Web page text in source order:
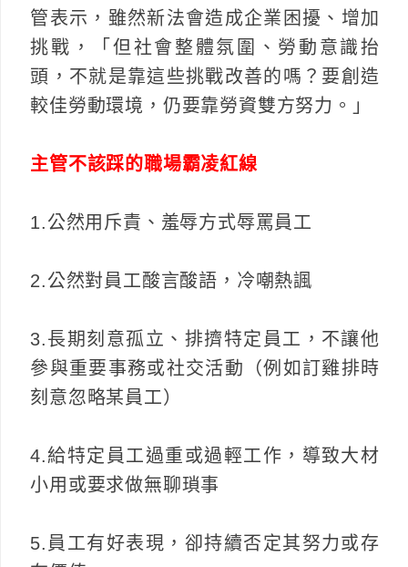
管表示，雖然新法會造成企業困擾、增加
挑戰，「但社會整體氛圍、勞動意識抬
頭，不就是靠這些挑戰改善的嗎？要創造
較佳勞動環境，仍要靠勞資雙方努力。」
主管不該踩的職場霸凌紅線
1.公然用斥責、羞辱方式辱罵員工
2.公然對員工酸言酸語，冷嘲熱諷
3.長期刻意孤立、排擠特定員工，不讓他
參與重要事務或社交活動（例如訂雞排時
刻意忽略某員工）
4.給特定員工過重或過輕工作，導致大材
小用或要求做無聊瑣事
5.員工有好表現，卻持續否定其努力或存